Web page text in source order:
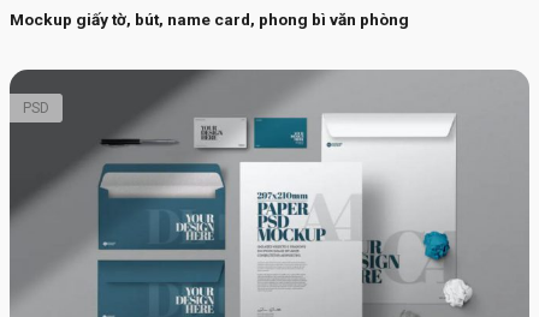
Mockup giấy tờ, bút, name card, phong bì văn phòng
PSD